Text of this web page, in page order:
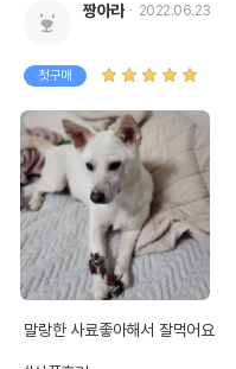
짱아라 2022.06.23
첫구매
말랑한 사료좋아해서 잘먹어요